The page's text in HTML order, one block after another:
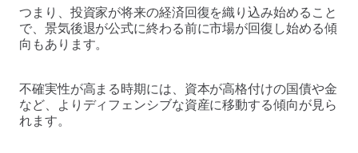
つまり、投資家が将来の経済回復を織り込み始めること
で、景気後退が公式に終わる前に市場が回復し始める傾
向もあります。
不確実性が高まる時期には、資本が高格付けの国債や金
など、よりディフェンシブな資産に移動する傾向が見ら
れます。